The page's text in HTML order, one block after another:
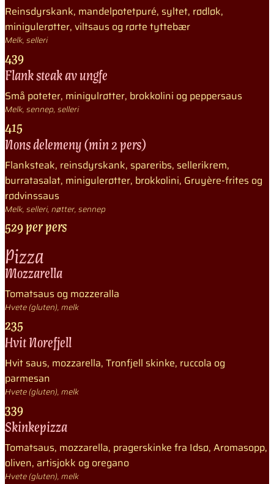
Reinsdyrskank, mandelpotetpuré, syltet, rødløk,
minigulerøtter, viltsaus og rørte tyttebær
Melk, selleri
439
Flank steak av ungfe
Små poteter, minigulrøtter, brokkolini og peppersaus
Melk, sennep, selleri
415
Nons delemeny (min 2 pers)
Flanksteak, reinsdyrskank, spareribs, sellerikrem,
burratasalat, minigulerøtter, brokkolini, Gruyère-frites og
rødvinssaus
Melk, selleri, nøtter, sennep
529 per pers
Pizza
Mozzarella
Tomatsaus og mozzeralla
Hvete (gluten), melk
235
Hvit Norefjell
Hvit saus, mozzarella, Tronfjell skinke, ruccola og
parmesan
Hvete (gluten), melk
339
Skinkepizza
Tomatsaus, mozzarella, pragerskinke fra Idsø, Aromasopp,
oliven, artisjokk og oregano
Hvete (gluten), melk